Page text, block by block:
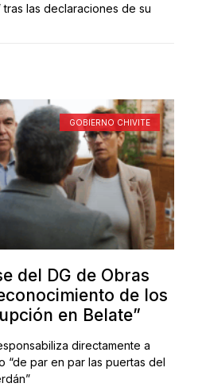
tras las declaraciones de su
GOBIERNO CHIVITE
del DG de Obras
de los
en Belate”
directamente a
“de par en par las puertas del